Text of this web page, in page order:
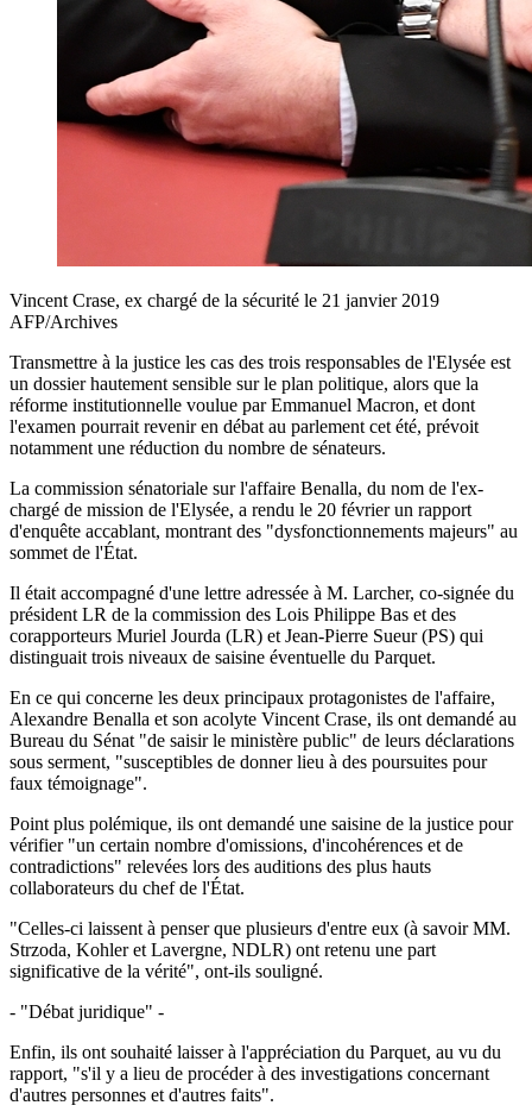
Vincent Crase, ex chargé de la sécurité le 21 janvier 2019
AFP/Archives
Transmettre à la justice les cas des trois responsables de l'Elysée est
un dossier hautement sensible sur le plan politique, alors que la
réforme institutionnelle voulue par Emmanuel Macron, et dont
l'examen pourrait revenir en débat au parlement cet été, prévoit
notamment une réduction du nombre de sénateurs.
La commission sénatoriale sur l'affaire Benalla, du nom de l'ex-
chargé de mission de l'Elysée, a rendu le 20 février un rapport
d'enquête accablant, montrant des "dysfonctionnements majeurs" au
sommet de l'État.
Il était accompagné d'une lettre adressée à M. Larcher, co-signée du
président LR de la commission des Lois Philippe Bas et des
corapporteurs Muriel Jourda (LR) et Jean-Pierre Sueur (PS) qui
distinguait trois niveaux de saisine éventuelle du Parquet.
En ce qui concerne les deux principaux protagonistes de l'affaire,
Alexandre Benalla et son acolyte Vincent Crase, ils ont demandé au
Bureau du Sénat "de saisir le ministère public" de leurs déclarations
sous serment, "susceptibles de donner lieu à des poursuites pour
faux témoignage".
Point plus polémique, ils ont demandé une saisine de la justice pour
vérifier "un certain nombre d'omissions, d'incohérences et de
contradictions" relevées lors des auditions des plus hauts
collaborateurs du chef de l'État.
"Celles-ci laissent à penser que plusieurs d'entre eux (à savoir MM.
Strzoda, Kohler et Lavergne, NDLR) ont retenu une part
significative de la vérité", ont-ils souligné.
- "Débat juridique" -
Enfin, ils ont souhaité laisser à l'appréciation du Parquet, au vu du
rapport, "s'il y a lieu de procéder à des investigations concernant
d'autres personnes et d'autres faits".